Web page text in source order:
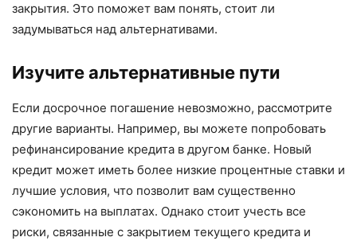
закрытия. Это поможет вам понять, стоит ли
задумываться над альтернативами.
Изучите альтернативные пути
Если досрочное погашение невозможно, рассмотрите
другие варианты. Например, вы можете попробовать
рефинансирование кредита в другом банке. Новый
кредит может иметь более низкие процентные ставки и
лучшие условия, что позволит вам существенно
сэкономить на выплатах. Однако стоит учесть все
риски, связанные с закрытием текущего кредита и